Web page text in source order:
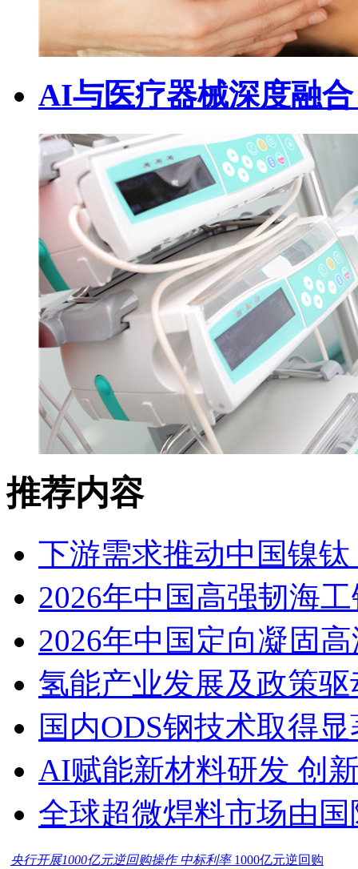
AI与医疗器械深度融
推荐内容
下游需求推动中国镍
2026年中国高强韧海
2026年中国定向凝固
氢能产业发展及政策
国内ODS钢技术取得
AI赋能新材料研发 创
全球超微焊料市场由
央行开展1000亿元逆回购操作 中标利率 1000亿元逆回购